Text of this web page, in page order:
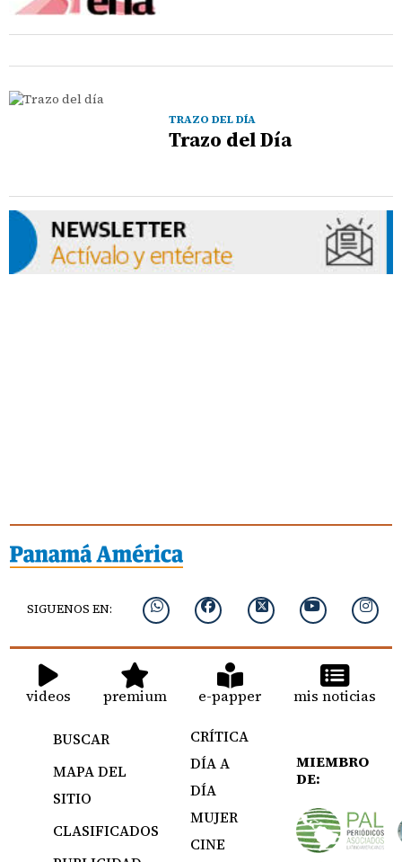
TRAZO DEL DÍA
Trazo del Día
SIGUENOS EN:
videos premium e-papper mis noticias
BUSCAR
MAPA DEL
SITIO
CLASIFICADOS
CRÍTICA
DÍA A
DÍA
MUJER
CINE
MIEMBRO
DE: